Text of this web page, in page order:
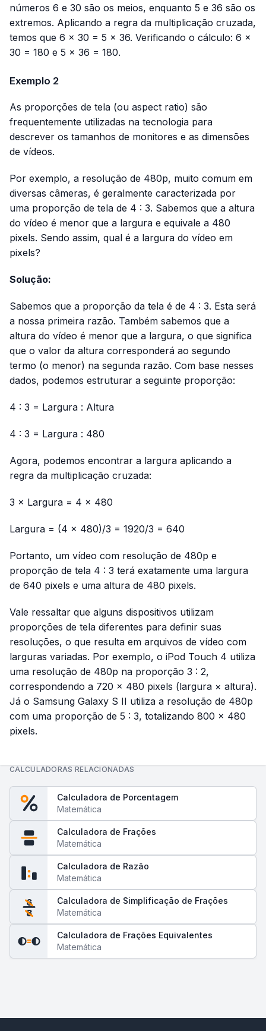
números 6 e 30 são os meios, enquanto 5 e 36 são os
extremos. Aplicando a regra da multiplicação cruzada,
temos que 6 × 30 = 5 × 36. Verificando o cálculo: 6 ×
30 = 180 e 5 × 36 = 180.
Exemplo 2
As proporções de tela (ou aspect ratio) são
frequentemente utilizadas na tecnologia para
descrever os tamanhos de monitores e as dimensões
de vídeos.
Por exemplo, a resolução de 480p, muito comum em
diversas câmeras, é geralmente caracterizada por
uma proporção de tela de 4 : 3. Sabemos que a altura
do vídeo é menor que a largura e equivale a 480
pixels. Sendo assim, qual é a largura do vídeo em
pixels?
Solução:
Sabemos que a proporção da tela é de 4 : 3. Esta será
a nossa primeira razão. Também sabemos que a
altura do vídeo é menor que a largura, o que significa
que o valor da altura corresponderá ao segundo
termo (o menor) na segunda razão. Com base nesses
dados, podemos estruturar a seguinte proporção:
4 : 3 = Largura : Altura
4 : 3 = Largura : 480
Agora, podemos encontrar a largura aplicando a
regra da multiplicação cruzada:
3 × Largura = 4 × 480
Largura = (4 × 480)/3 = 1920/3 = 640
Portanto, um vídeo com resolução de 480p e
proporção de tela 4 : 3 terá exatamente uma largura
de 640 pixels e uma altura de 480 pixels.
Vale ressaltar que alguns dispositivos utilizam
proporções de tela diferentes para definir suas
resoluções, o que resulta em arquivos de vídeo com
larguras variadas. Por exemplo, o iPod Touch 4 utiliza
uma resolução de 480p na proporção 3 : 2,
correspondendo a 720 × 480 pixels (largura × altura).
Já o Samsung Galaxy S II utiliza a resolução de 480p
com uma proporção de 5 : 3, totalizando 800 × 480
pixels.
CALCULADORAS RELACIONADAS
Calculadora de Porcentagem
Matemática
Calculadora de Frações
Matemática
Calculadora de Razão
Matemática
6
8
Calculadora de Simplificação de Frações
Matemática
Calculadora de Frações Equivalentes
Matemática